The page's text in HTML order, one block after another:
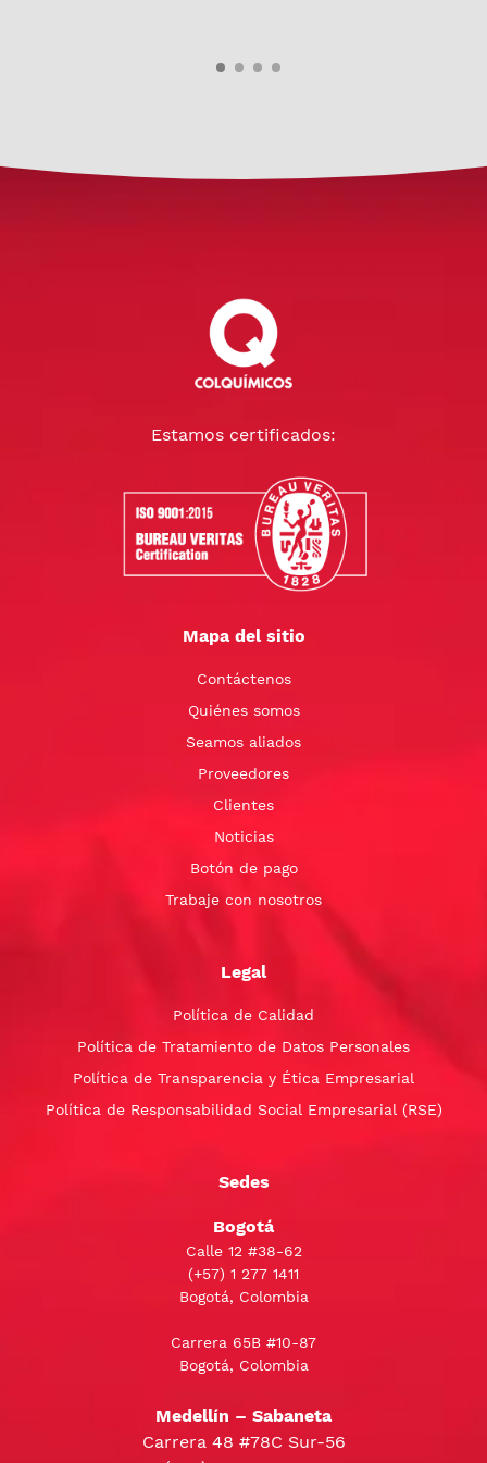
Estamos certificados:
Mapa del sitio
Contáctenos
Quiénes somos
Seamos aliados
Proveedores
Clientes
Noticias
Botón de pago
Trabaje con nosotros
Legal
Política de Calidad
Política de Tratamiento de Datos Personales
Política de Transparencia y Ética Empresarial
Política de Responsabilidad Social Empresarial (RSE)
Sedes
Bogotá
Calle 12 #38-62
(+57) 1 277 1411
Bogotá, Colombia
Carrera 65B #10-87
Bogotá, Colombia
Medellín – Sabaneta
Carrera 48 #78C Sur-56